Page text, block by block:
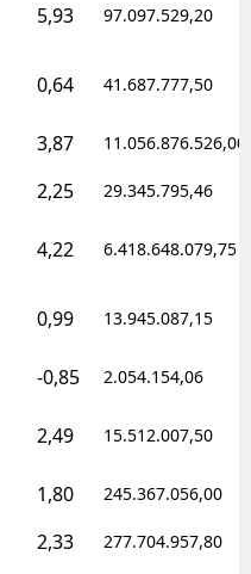
5,93 97.097.529,20
0,64 41.687.777,50
3,87 11.056.876.526,00
2,25 29.345.795,46
4,22 6.418.648.079,75
0,99 13.945.087,15
-0,85 2.054.154,06
2,49 15.512.007,50
1,80 245.367.056,00
2,33 277.704.957,80